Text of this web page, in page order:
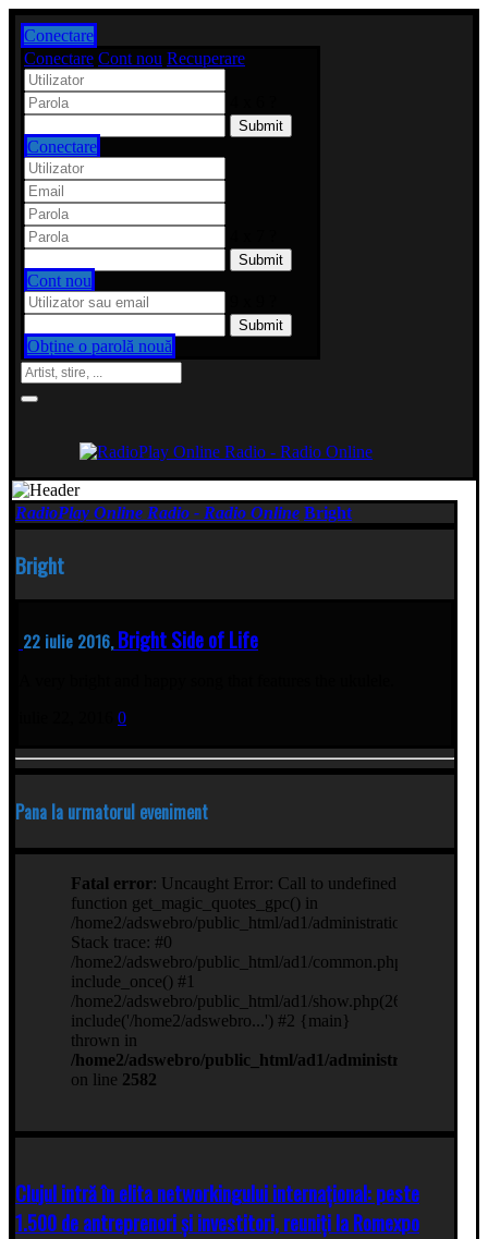
Conectare
Conectare Cont nou Recuperare
Conectare
Cont nou
Obține o parolă nouă
RadioPlay Online Radio - Radio Online Bright
Bright
22 iulie 2016, Bright Side of Life
0
Pana la urmatorul eveniment
Clujul intră în elita networkingului internațional: peste
1.500 de antreprenori și investitori, reuniți la Romexpo